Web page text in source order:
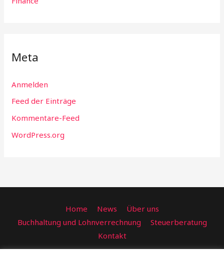
Meta
Anmelden
Feed der Einträge
Kommentare-Feed
WordPress.org
Home News
Über uns
Buchhaltung und Lohnverrechnung
Steuerberatung
Kontakt